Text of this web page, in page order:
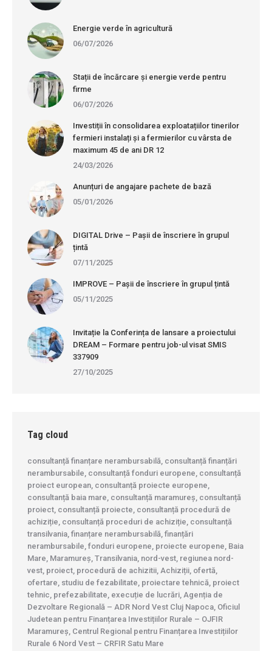
Energie verde în agricultură
06/07/2026
Stații de încărcare și energie verde pentru
firme
06/07/2026
Investiții în consolidarea exploatațiilor tinerilor
fermieri instalați și a fermierilor cu vârsta de
maximum 45 de ani DR 12
24/03/2026
Anunțuri de angajare pachete de bază
05/01/2026
DIGITAL Drive – Pașii de înscriere în grupul
țintă
07/11/2025
IMPROVE – Pașii de înscriere în grupul țintă
05/11/2025
Invitație la Conferința de lansare a proiectului
DREAM – Formare pentru job-ul visat SMIS
337909
27/10/2025
Tag cloud
consultanță finanțare nerambursabilă, consultanță finanțări
nerambursabile, consultanță fonduri europene, consultanță
proiect european, consultanță proiecte europene,
consultanță baia mare, consultanță maramureș, consultanță
proiect, consultanță proiecte, consultanță procedură de
achiziție, consultanță proceduri de achiziție, consultanță
transilvania, finanțare nerambursabilă, finanțări
nerambursabile, fonduri europene, proiecte europene, Baia
Mare, Maramureș, Transilvania, nord-vest, regiunea nord-
vest, proiect, procedură de achizitii, Achiziții, ofertă,
ofertare, studiu de fezabilitate, proiectare tehnică, proiect
tehnic, prefezabilitate, execuție de lucrări, Agenția de
Dezvoltare Regională – ADR Nord Vest Cluj Napoca, Oficiul
Judetean pentru Finanțarea Investițiilor Rurale – OJFIR
Maramureș, Centrul Regional pentru Finanțarea Investițiilor
Rurale 6 Nord Vest – CRFIR Satu Mare